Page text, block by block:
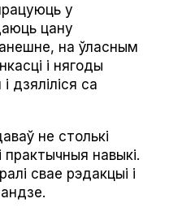
у
цану
на ўласным
і нягоды
дзяліліся са
не столькі
навыкі.
свае рэдакцыі і